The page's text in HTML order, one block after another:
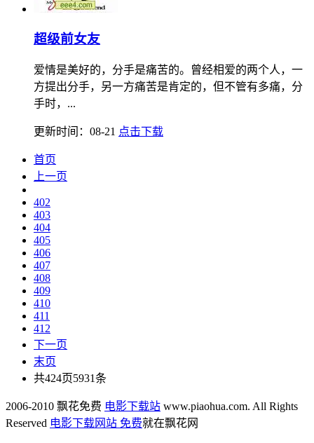
超级前女友
爱情是美好的，分手是痛苦的。曾经相爱的两个人，一
方提出分手，另一方痛苦是肯定的，但不管有多痛，分
手时，...
更新时间：08-21 点击下载
首页
上一页
402
403
404
405
406
407
408
409
410
411
412
下一页
末页
共424页5931条
2006-2010 飘花免费 电影下载站 www.piaohua.com. All Rights
Reserved 电影下载网站 免费就在飘花网